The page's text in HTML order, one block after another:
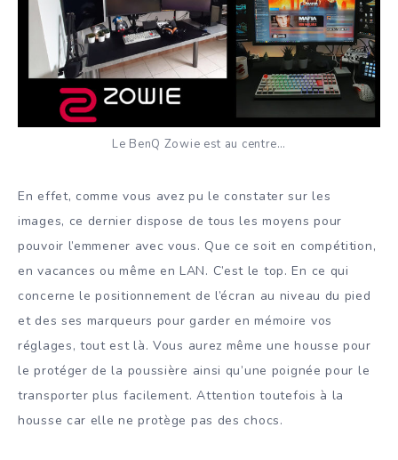
Le BenQ Zowie est au centre…
En effet, comme vous avez pu le constater sur les
images, ce dernier dispose de tous les moyens pour
pouvoir l’emmener avec vous. Que ce soit en compétition,
en vacances ou même en LAN. C’est le top. En ce qui
concerne le positionnement de l’écran au niveau du pied
et des ses marqueurs pour garder en mémoire vos
réglages, tout est là. Vous aurez même une housse pour
le protéger de la poussière ainsi qu’une poignée pour le
transporter plus facilement. Attention toutefois à la
housse car elle ne protège pas des chocs.